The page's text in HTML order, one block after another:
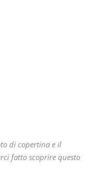
di copertina e il
fatto scoprire questo